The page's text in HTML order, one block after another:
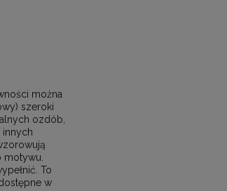
można
szeroki
ozdób,
innych
motywu.
To
w